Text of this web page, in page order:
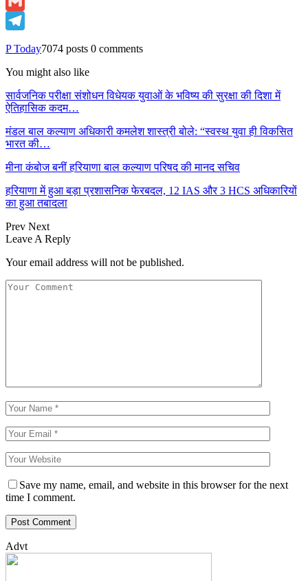
Gmail
P Today7074 posts 0 comments
You might also like
सार्वजनिक परीक्षा संशोधन विधेयक युवाओं के भविष्य की सुरक्षा की दिशा में
ऐतिहासिक कदम…
मंडल बाल कल्याण अधिकारी कमलेश शास्त्री बोले: “स्वस्थ युवा ही विकसित
भारत की…
मीना कंबोज बनीं हरियाणा बाल कल्याण परिषद की मानद सचिव
हरियाणा में हुआ बड़ा प्रशासनिक फेरबदल, 12 IAS और 3 HCS अधिकारियों
का हुआ तबादला
Prev Next
Leave A Reply
Your email address will not be published.
Save my name, email, and website in this browser for the next
time I comment.
Advt